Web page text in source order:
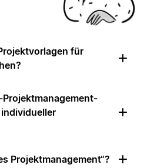
für
Projektmanagement“?